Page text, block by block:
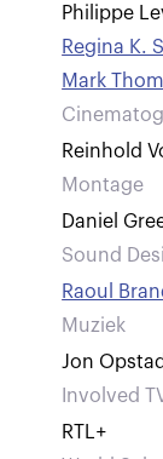
Philippe
Regina K.
Mark
Reinhold
Montage
Daniel
Sound
Raoul
Muziek
Jon Opstad
Involved
RTL+